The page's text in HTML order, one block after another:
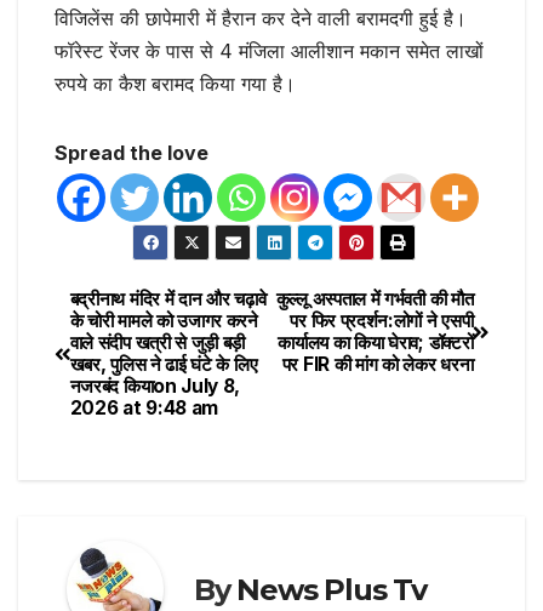
विजिलेंस की छापेमारी में हैरान कर देने वाली बरामदगी हुई है।
फॉरेस्ट रेंजर के पास से 4 मंजिला आलीशान मकान समेत लाखों
रुपये का कैश बरामद किया गया है।
Spread the love
कुल्लू अस्पताल में गर्भवती की मौत
पर फिर प्रदर्शन:लोगों ने एसपी
कार्यालय का किया घेराव; डॉक्टरों
पर FIR की मांग को लेकर धरना
बद्रीनाथ मंदिर में दान और चढ़ावे
के चोरी मामले को उजागर करने
वाले संदीप खत्री से जुड़ी बड़ी
खबर, पुलिस ने ढाई घंटे के लिए
नजरबंद किया​on July 8,
2026 at 9:48 am
ByNews Plus Tv